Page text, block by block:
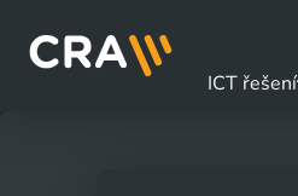
ICT řešení